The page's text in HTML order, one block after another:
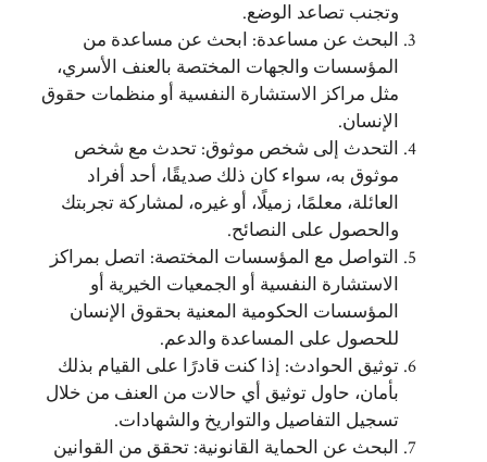
وتجنب تصاعد الوضع.
البحث عن مساعدة: ابحث عن مساعدة من
المؤسسات والجهات المختصة بالعنف الأسري،
مثل مراكز الاستشارة النفسية أو منظمات حقوق
الإنسان.
التحدث إلى شخص موثوق: تحدث مع شخص
موثوق به، سواء كان ذلك صديقًا، أحد أفراد
العائلة، معلمًا، زميلًا، أو غيره، لمشاركة تجربتك
والحصول على النصائح.
التواصل مع المؤسسات المختصة: اتصل بمراكز
الاستشارة النفسية أو الجمعيات الخيرية أو
المؤسسات الحكومية المعنية بحقوق الإنسان
للحصول على المساعدة والدعم.
توثيق الحوادث: إذا كنت قادرًا على القيام بذلك
بأمان، حاول توثيق أي حالات من العنف من خلال
تسجيل التفاصيل والتواريخ والشهادات.
البحث عن الحماية القانونية: تحقق من القوانين